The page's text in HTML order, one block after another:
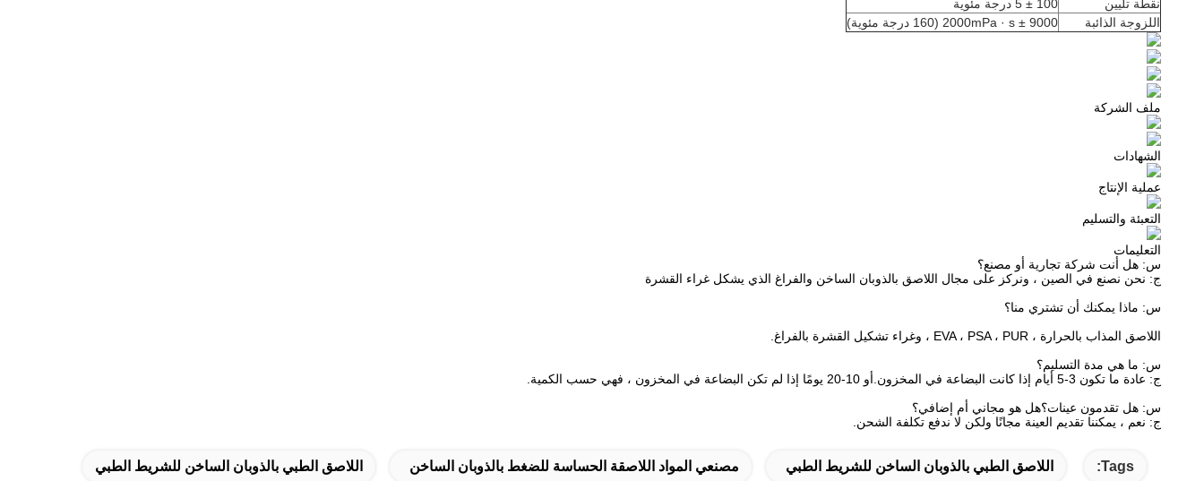
نقطة تليين
100 ± 5 درجة مئوية
اللزوجة الذائبة
9000 ± 2000mPa · s (160 درجة مئوية)
ملف الشركة
الشهادات
عملية الإنتاج
التعبئة والتسليم
التعليمات
س: هل أنت شركة تجارية أو مصنع؟
ج: نحن نصنع في الصين ، ونركز على مجال اللاصق بالذوبان الساخن والفراغ الذي يشكل غراء القشرة
س: ماذا يمكنك أن تشتري منا؟
اللاصق المذاب بالحرارة ، EVA ، PSA ، PUR ، وغراء تشكيل القشرة بالفراغ.
س: ما هي مدة التسليم؟
ج: عادة ما تكون 3-5 أيام إذا كانت البضاعة في المخزون.أو 10-20 يومًا إذا لم تكن البضاعة في المخزون ، فهي حسب الكمية.
س: هل تقدمون عينات؟هل هو مجاني أم إضافي؟
ج: نعم ، يمكننا تقديم العينة مجانًا ولكن لا ندفع تكلفة الشحن.
Tags: اللاصق الطبي بالذوبان الساخن للشريط الطبي مصنعي المواد اللاصقة الحساسة للضغط بالذوبان الساخن اللاصق الطبي بالذوبان الساخن للشريط الطبي